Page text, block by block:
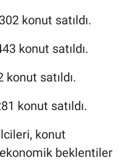
konut satıldı.
konut satıldı.
konut satıldı.
konut satıldı.
konut
beklentiler